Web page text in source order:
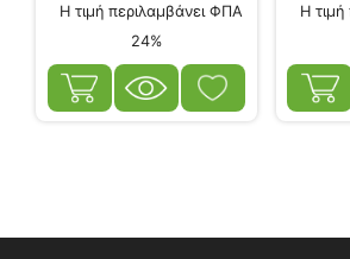
Η τιμή περιλαμβάνει ΦΠΑ
24%
Η τιμή